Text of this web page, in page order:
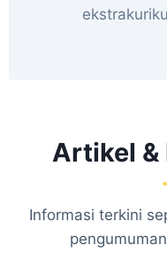
Artikel &
Informasi terkini